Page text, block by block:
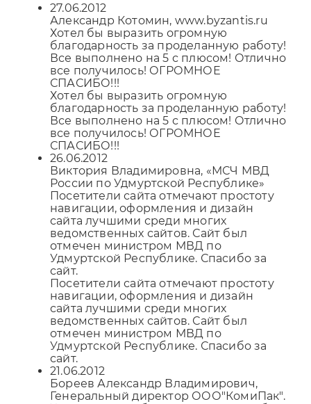
27.06.2012
Александр Котомин, www.byzantis.ru
Хотел бы выразить огромную
благодарность за проделанную работу!
Все выполнено на 5 с плюсом! Отлично
все получилось! ОГРОМНОЕ
СПАСИБО!!!
Хотел бы выразить огромную
благодарность за проделанную работу!
Все выполнено на 5 с плюсом! Отлично
все получилось! ОГРОМНОЕ
СПАСИБО!!!
26.06.2012
Виктория Владимировна, «МСЧ МВД
России по Удмуртской Республике»
Посетители сайта отмечают простоту
навигации, оформления и дизайн
сайта лучшими среди многих
ведомственных сайтов. Сайт был
отмечен министром МВД по
Удмуртской Республике. Спасибо за
сайт.
Посетители сайта отмечают простоту
навигации, оформления и дизайн
сайта лучшими среди многих
ведомственных сайтов. Сайт был
отмечен министром МВД по
Удмуртской Республике. Спасибо за
сайт.
21.06.2012
Бореев Александр Владимирович,
Генеральный директор ООО"КомиПак".